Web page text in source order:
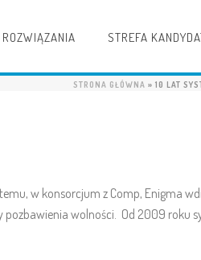
STREFA
STRONA GŁÓWNA » 10 LAT
w konsorcjum z Comp, Enigma
wolności. Od 2009 roku